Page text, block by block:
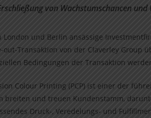
von Wachstumschancen
London und Berlin ansässige
out-Transaktion von der Claverley Group
Bedingungen der Transaktion
Colour Printing (PCP) ist einer der
breiten und treuen Kundenstamm,
Druck-, Veredelungs- und